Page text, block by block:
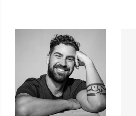
Δημοφιλείς Συγγραφείς
Φυστίκι ΠουΚυλάει
Παύλος Καστανάς